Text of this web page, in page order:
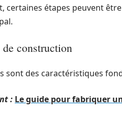
certaines étapes peuvent
construction
sont des caractéristiques
: Le guide pour fabriquer